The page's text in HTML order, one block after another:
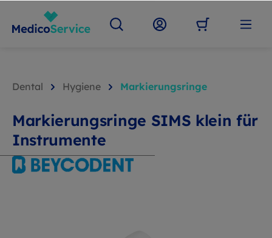
Dental Hygiene Markierungsringe
Markierungsringe SIMS klein für
Instrumente